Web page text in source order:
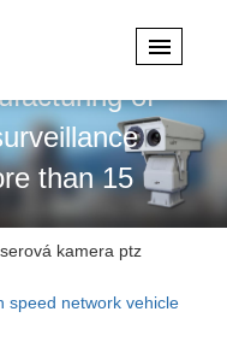
design,
of
than 15
kamera ptz
speed network vehicle